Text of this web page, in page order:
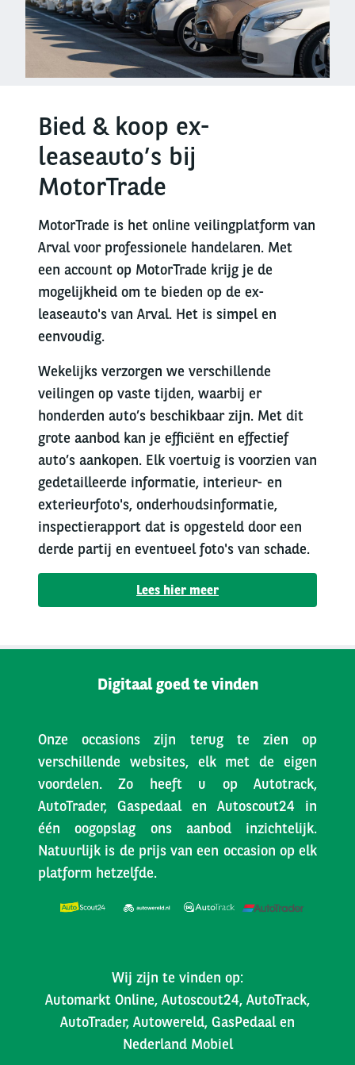
Bied & koop ex-
leaseauto’s bij
MotorTrade
MotorTrade is het online veilingplatform van
Arval voor professionele handelaren. Met
een account op MotorTrade krijg je de
mogelijkheid om te bieden op de ex-
leaseauto's van Arval. Het is simpel en
eenvoudig.
Wekelijks verzorgen we verschillende
veilingen op vaste tijden, waarbij er
honderden auto’s beschikbaar zijn. Met dit
grote aanbod kan je efficiënt en effectief
auto’s aankopen. Elk voertuig is voorzien van
gedetailleerde informatie, interieur- en
exterieurfoto's, onderhoudsinformatie,
inspectierapport dat is opgesteld door een
derde partij en eventueel foto's van schade.
Lees hier meer
Digitaal goed te vinden
Onze occasions zijn terug te zien op
verschillende websites, elk met de eigen
voordelen. Zo heeft u op Autotrack,
AutoTrader, Gaspedaal en Autoscout24 in
één oogopslag ons aanbod inzichtelijk.
Natuurlijk is de prijs van een occasion op elk
platform hetzelfde.
Wij zijn te vinden op:
Automarkt Online, Autoscout24, AutoTrack,
AutoTrader, Autowereld, GasPedaal en
Nederland Mobiel